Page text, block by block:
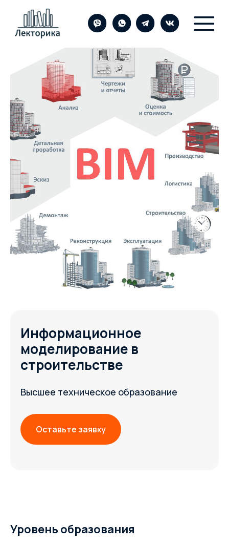
Информационное
моделирование в
строительстве
Высшее техническое образование
Оставьте заявку
Уровень образования